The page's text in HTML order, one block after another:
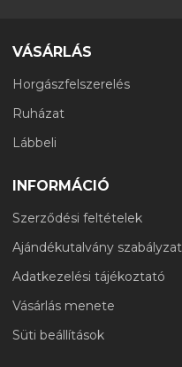
VÁSÁRLÁS
Horgászfelszerelés
Ruházat
Lábbeli
INFORMÁCIÓ
Szerződési feltételek
Ajándékutalvány szabályzat
Adatkezelési tájékoztató
Vásárlás menete
Süti beállítások